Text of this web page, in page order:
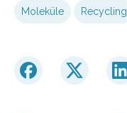
Moleküle Recycling